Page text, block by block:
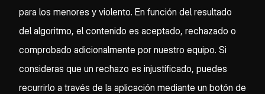
para los menores y violento. En función del resultado
del algoritmo, el contenido es aceptado, rechazado o
comprobado adicionalmente por nuestro equipo. Si
consideras que un rechazo es injustificado, puedes
recurrirlo a través de la aplicación mediante un botón de